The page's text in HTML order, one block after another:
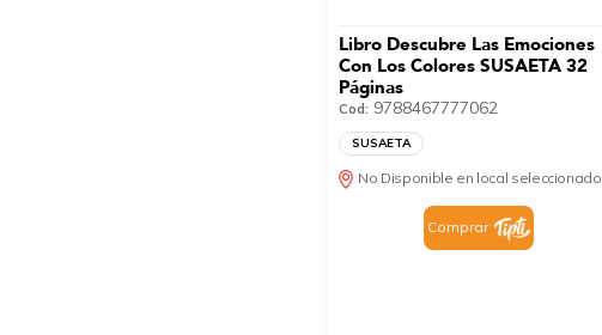
Libro Descubre Las Emociones
Con Los Colores SUSAETA 32
Páginas
Cod: 9788467777062
SUSAETA
No Disponible en local seleccionado
Comprar